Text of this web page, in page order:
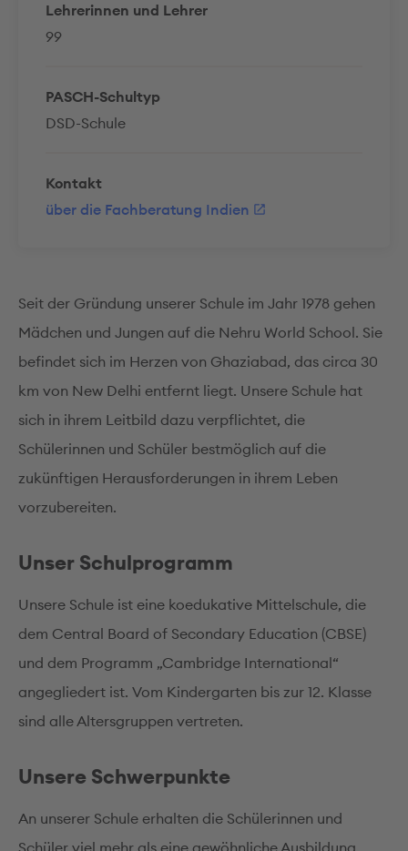
Lehrerinnen und Lehrer
99
PASCH-Schultyp
DSD-Schule
Kontakt
über die Fachberatung Indien
Seit der Gründung unserer Schule im Jahr 1978 gehen
Mädchen und Jungen auf die Nehru World School. Sie
befindet sich im Herzen von Ghaziabad, das circa 30
km von New Delhi entfernt liegt. Unsere Schule hat
sich in ihrem Leitbild dazu verpflichtet, die
Schülerinnen und Schüler bestmöglich auf die
zukünftigen Herausforderungen in ihrem Leben
vorzubereiten.
Unser Schulprogramm
Unsere Schule ist eine koedukative Mittelschule, die
dem Central Board of Secondary Education (CBSE)
und dem Programm „Cambridge International“
angegliedert ist. Vom Kindergarten bis zur 12. Klasse
sind alle Altersgruppen vertreten.
Unsere Schwerpunkte
An unserer Schule erhalten die Schülerinnen und
Schüler viel mehr als eine gewöhnliche Ausbildung.